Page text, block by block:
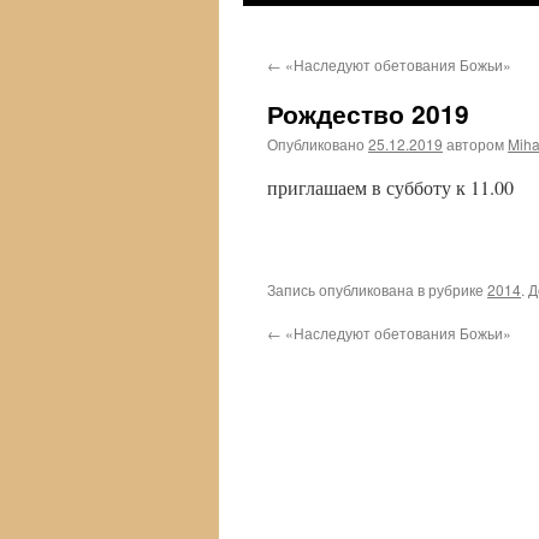
содержимому
← «Наследуют обетования Божьи»
Рождество 2019
Опубликовано 25.12.2019 автором
приглашаем в субботу к 11.00
Запись опубликована в рубрике 2014.
← «Наследуют обетования Божьи»